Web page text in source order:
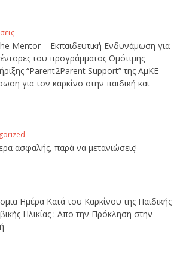
Mentor – Εκπαιδευτική Ενδυνάμωση για
του προγράμματος Ομότιμης
“Parent2Parent Support” της ΑμΚΕ
για τον καρκίνο στην παιδική και
ασφαλής, παρά να μετανιώσεις!
Ημέρα Κατά του Καρκίνου της Παιδικής
Ηλικίας : Απο την Πρόκληση στην